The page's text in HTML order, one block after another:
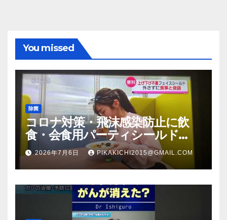
You missed
除菌
コロナ対策・飛沫感染防止に飲
食・会食用パーティシールド
（マスク会食代替品）ＦＢＣ福井
放送のＴＶ番組での紹介映像
2026年7月6日 PIKAKICHI2015@GMAIL.COM